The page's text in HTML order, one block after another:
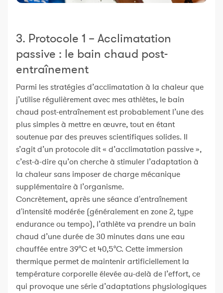
3. Protocole 1 – Acclimatation
passive : le bain chaud post-
entraînement
Parmi les stratégies d’acclimatation à la chaleur que
j’utilise régulièrement avec mes athlètes, le bain
chaud post-entraînement est probablement l’une des
plus simples à mettre en œuvre, tout en étant
soutenue par des preuves scientifiques solides. Il
s’agit d’un protocole dit « d’acclimatation passive »,
c’est-à-dire qu’on cherche à stimuler l’adaptation à
la chaleur sans imposer de charge mécanique
supplémentaire à l’organisme.
Concrètement, après une séance d'entraînement
d'intensité modérée (généralement en zone 2, type
endurance ou tempo), l’athlète va prendre un bain
chaud d’une durée de 30 minutes dans une eau
chauffée entre 39°C et 40,5°C. Cette immersion
thermique permet de maintenir artificiellement la
température corporelle élevée au-delà de l’effort, ce
qui provoque une série d’adaptations physiologiques